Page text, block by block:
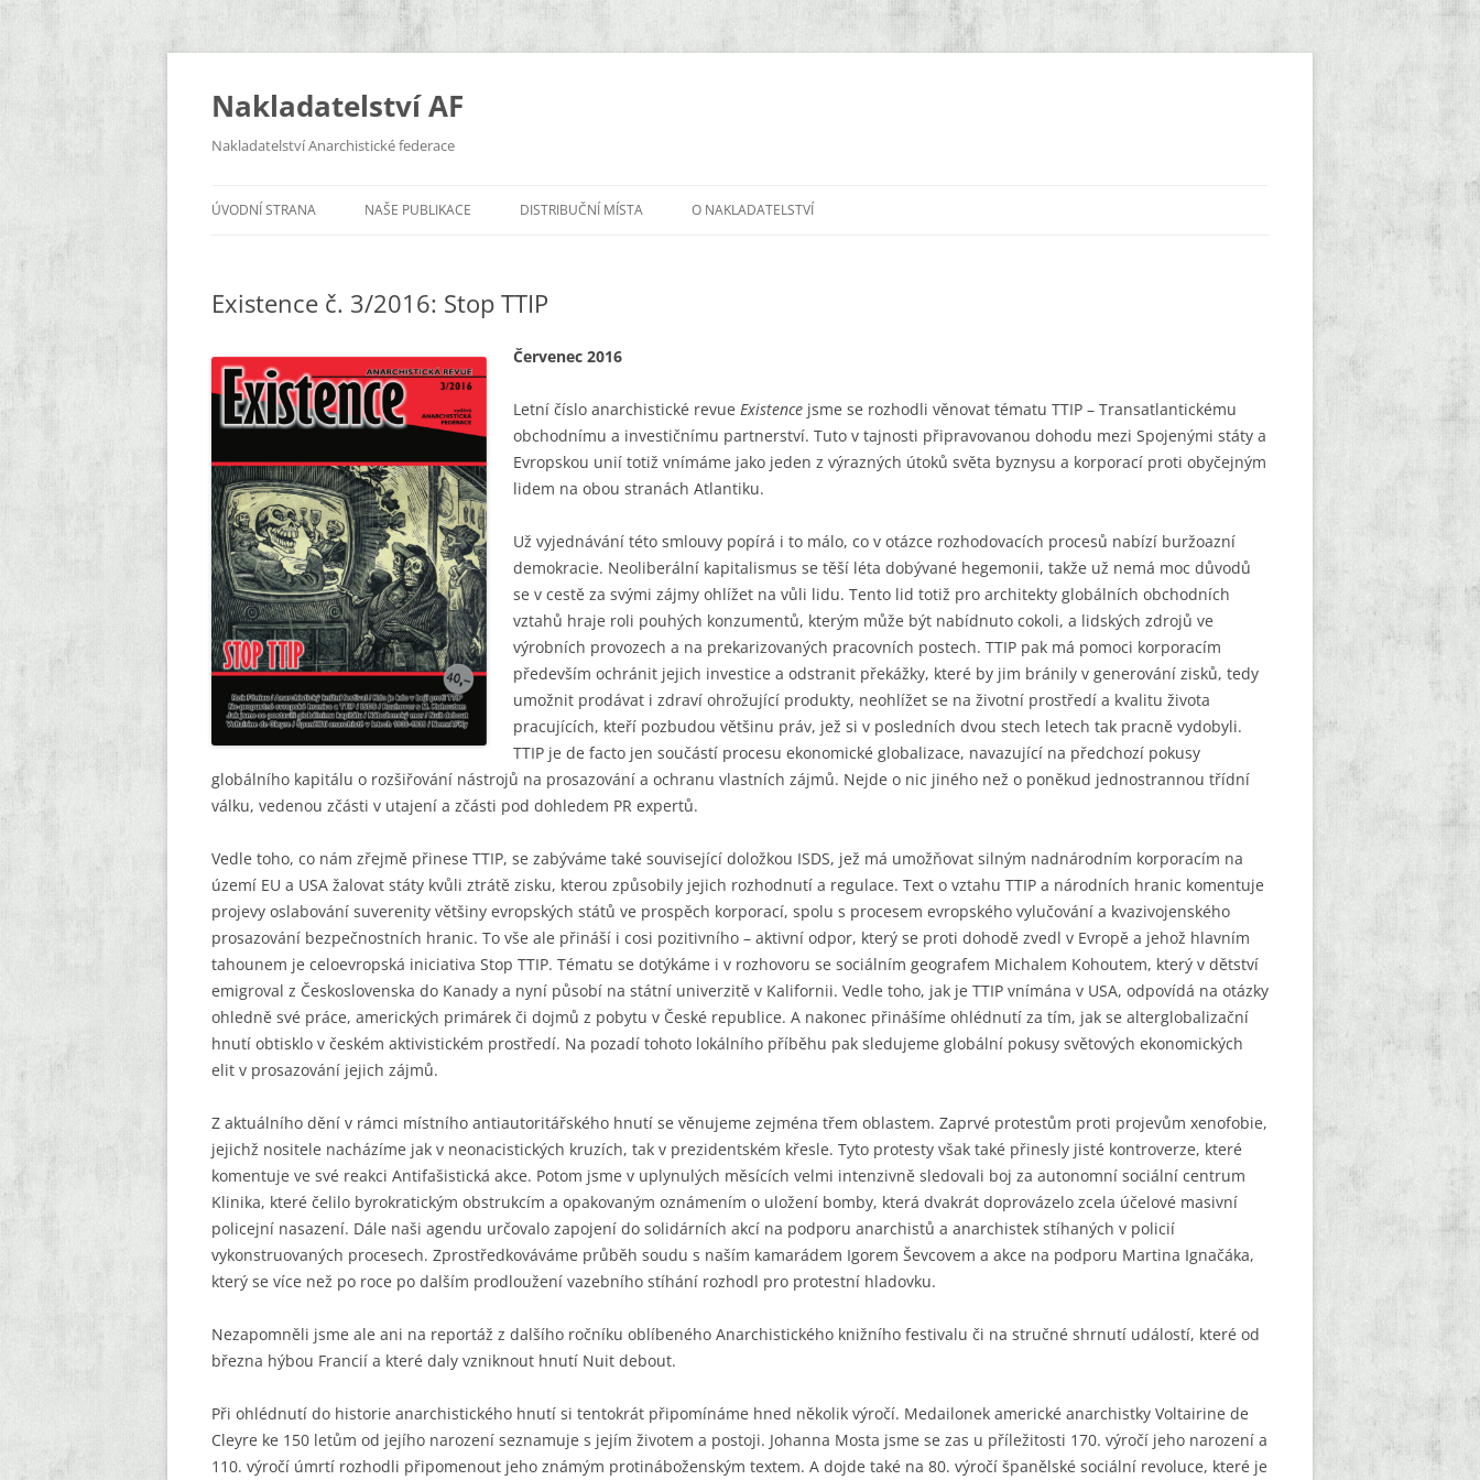
Přejít
obsahu
webu
Nakladatelství AF
Nakladatelství Anarchistické federace
ÚVODNÍ STRANA NAŠE PUBLIKACE
ZDOLA
KLÍČENÍ
BROŽURY
KAPESNÍ BROŽURY
EDICE POEZIE
KOMIKSOVÁ EDICE
OSTATNÍ
DISTRIBUČNÍ MÍSTA O NAKLADATELSTVÍ
Existence č. 3/2016: Stop TTIP
Červenec 2016
Letní číslo anarchistické revue Existence jsme se rozhodli věnovat tématu TTIP – Transatlantickému
obchodnímu a investičnímu partnerství. Tuto v tajnosti připravovanou dohodu mezi Spojenými státy a
Evropskou unií totiž vnímáme jako jeden z výrazných útoků světa byznysu a korporací proti obyčejným
lidem na obou stranách Atlantiku.
Už vyjednávání této smlouvy popírá i to málo, co v otázce rozhodovacích procesů nabízí buržoazní
demokracie. Neoliberální kapitalismus se těší léta dobývané hegemonii, takže už nemá moc důvodů
se v cestě za svými zájmy ohlížet na vůli lidu. Tento lid totiž pro architekty globálních obchodních
vztahů hraje roli pouhých konzumentů, kterým může být nabídnuto cokoli, a lidských zdrojů ve
výrobních provozech a na prekarizovaných pracovních postech. TTIP pak má pomoci korporacím
především ochránit jejich investice a odstranit překážky, které by jim bránily v generování zisků, tedy
umožnit prodávat i zdraví ohrožující produkty, neohlížet se na životní prostředí a kvalitu života
pracujících, kteří pozbudou většinu práv, jež si v posledních dvou stech letech tak pracně vydobyli.
TTIP je de facto jen součástí procesu ekonomické globalizace, navazující na předchozí pokusy
globálního kapitálu o rozšiřování nástrojů na prosazování a ochranu vlastních zájmů. Nejde o nic jiného než o poněkud jednostrannou třídní
válku, vedenou zčásti v utajení a zčásti pod dohledem PR expertů.
Vedle toho, co nám zřejmě přinese TTIP, se zabýváme také související doložkou ISDS, jež má umožňovat silným nadnárodním korporacím na
území EU a USA žalovat státy kvůli ztrátě zisku, kterou způsobily jejich rozhodnutí a regulace. Text o vztahu TTIP a národních hranic komentuje
projevy oslabování suverenity většiny evropských států ve prospěch korporací, spolu s procesem evropského vylučování a kvazivojenského
prosazování bezpečnostních hranic. To vše ale přináší i cosi pozitivního – aktivní odpor, který se proti dohodě zvedl v Evropě a jehož hlavním
tahounem je celoevropská iniciativa Stop TTIP. Tématu se dotýkáme i v rozhovoru se sociálním geografem Michalem Kohoutem, který v dětství
emigroval z Československa do Kanady a nyní působí na státní univerzitě v Kalifornii. Vedle toho, jak je TTIP vnímána v USA, odpovídá na otázky
ohledně své práce, amerických primárek či dojmů z pobytu v České republice. A nakonec přinášíme ohlédnutí za tím, jak se alterglobalizační
hnutí obtisklo v českém aktivistickém prostředí. Na pozadí tohoto lokálního příběhu pak sledujeme globální pokusy světových ekonomických
elit v prosazování jejich zájmů.
Z aktuálního dění v rámci místního antiautoritářského hnutí se věnujeme zejména třem oblastem. Zaprvé protestům proti projevům xenofobie,
jejichž nositele nacházíme jak v neonacistických kruzích, tak v prezidentském křesle. Tyto protesty však také přinesly jisté kontroverze, které
komentuje ve své reakci Antifašistická akce. Potom jsme v uplynulých měsících velmi intenzivně sledovali boj za autonomní sociální centrum
Klinika, které čelilo byrokratickým obstrukcím a opakovaným oznámením o uložení bomby, která dvakrát doprovázelo zcela účelové masivní
policejní nasazení. Dále naši agendu určovalo zapojení do solidárních akcí na podporu anarchistů a anarchistek stíhaných v policií
vykonstruovaných procesech. Zprostředkováváme průběh soudu s naším kamarádem Igorem Ševcovem a akce na podporu Martina Ignačáka,
který se více než po roce po dalším prodloužení vazebního stíhání rozhodl pro protestní hladovku.
Nezapomněli jsme ale ani na reportáž z dalšího ročníku oblíbeného Anarchistického knižního festivalu či na stručné shrnutí událostí, které od
března hýbou Francií a které daly vzniknout hnutí Nuit debout.
Při ohlédnutí do historie anarchistického hnutí si tentokrát připomínáme hned několik výročí. Medailonek americké anarchistky Voltairine de
Cleyre ke 150 letům od jejího narození seznamuje s jejím životem a postoji. Johanna Mosta jsme se zas u příležitosti 170. výročí jeho narození a
110. výročí úmrtí rozhodli připomenout jeho známým protináboženským textem. A dojde také na 80. výročí španělské sociální revoluce, které je